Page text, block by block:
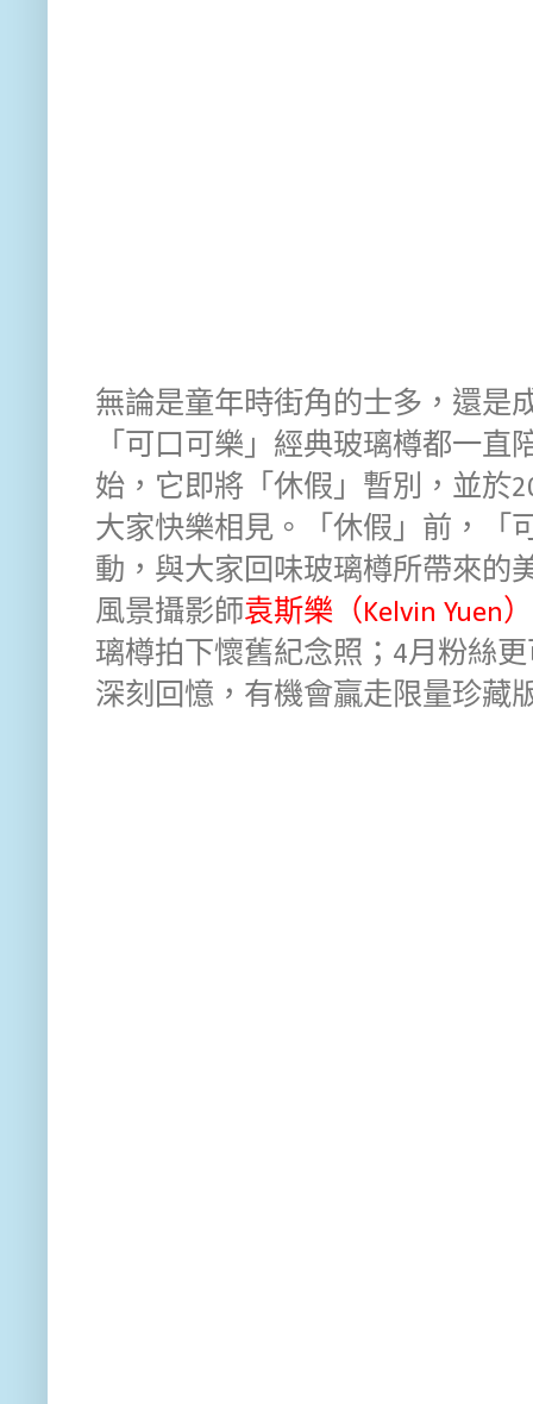
無論是童年時街角的士多，還是
「可口可樂」經典玻璃樽都一
始，它即將「休假」暫別，並於
大家快樂相見。「休假」前，「
動，與大家回味玻璃樽所帶來的
風景攝影師袁斯樂（Kelvin Yuen）
璃樽拍下懷舊紀念照；4月粉絲
深刻回憶，有機會贏走限量珍藏